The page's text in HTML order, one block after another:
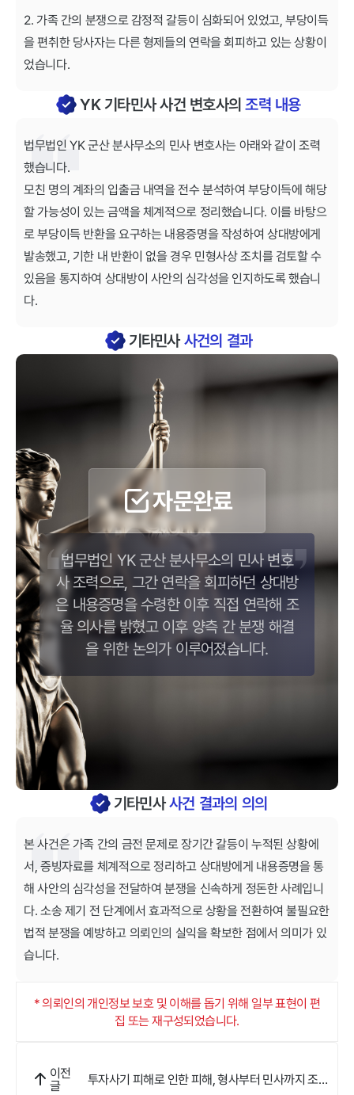
2. 가족 간의 분쟁으로 감정적 갈등이 심화되어 있었고, 부당이득
을 편취한 당사자는 다른 형제들의 연락을 회피하고 있는 상황이
었습니다.
YK 기타민사 사건 변호사의조력 내용
법무법인 YK 군산 분사무소의 민사 변호사는 아래와 같이 조력
했습니다.
모친 명의 계좌의 입출금 내역을 전수 분석하여 부당이득에 해당
할 가능성이 있는 금액을 체계적으로 정리했습니다. 이를 바탕으
로 부당이득 반환을 요구하는 내용증명을 작성하여 상대방에게
발송했고, 기한 내 반환이 없을 경우 민형사상 조치를 검토할 수
있음을 통지하여 상대방이 사안의 심각성을 인지하도록 했습니
다.
기타민사사건의 결과
자문완료
법무법인 YK 군산 분사무소의 민사 변호
사 조력으로, 그간 연락을 회피하던 상대방
은 내용증명을 수령한 이후 직접 연락해 조
율 의사를 밝혔고 이후 양측 간 분쟁 해결
을 위한 논의가 이루어졌습니다.
기타민사사건 결과의 의의
본 사건은 가족 간의 금전 문제로 장기간 갈등이 누적된 상황에
서, 증빙자료를 체계적으로 정리하고 상대방에게 내용증명을 통
해 사안의 심각성을 전달하여 분쟁을 신속하게 정돈한 사례입니
다. 소송 제기 전 단계에서 효과적으로 상황을 전환하여 불필요한
법적 분쟁을 예방하고 의뢰인의 실익을 확보한 점에서 의미가 있
습니다.
* 의뢰인의 개인정보 보호 및 이해를 돕기 위해 일부 표현이 편
집 또는 재구성되었습니다.
이전
글
투자사기 피해로 인한 피해, 형사부터 민사까지 조력